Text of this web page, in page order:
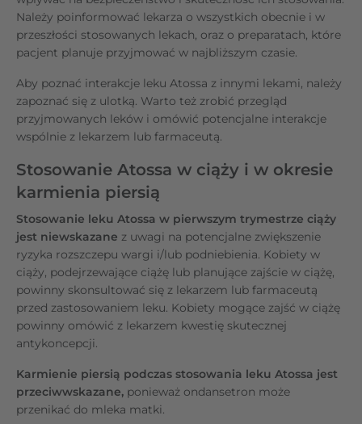
Należy poinformować lekarza o wszystkich obecnie i w
przeszłości stosowanych lekach, oraz o preparatach, które
pacjent planuje przyjmować w najbliższym czasie.
Aby poznać interakcje leku Atossa z innymi lekami, należy
zapoznać się z ulotką. Warto też zrobić przegląd
przyjmowanych leków i omówić potencjalne interakcje
wspólnie z lekarzem lub farmaceutą.
Stosowanie Atossa w ciąży i w okresie
karmienia piersią
Stosowanie leku Atossa w pierwszym trymestrze ciąży
jest niewskazane z uwagi na potencjalne zwiększenie
ryzyka rozszczepu wargi i/lub podniebienia. Kobiety w
ciąży, podejrzewające ciążę lub planujące zajście w ciążę,
powinny skonsultować się z lekarzem lub farmaceutą
przed zastosowaniem leku. Kobiety mogące zajść w ciążę
powinny omówić z lekarzem kwestię skutecznej
antykoncepcji.
Karmienie piersią podczas stosowania leku Atossa jest
przeciwwskazane, ponieważ ondansetron może
przenikać do mleka matki.